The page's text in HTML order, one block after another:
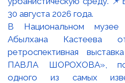
В Национальном
Абылхана Кастеева
ретроспективная
ПАВЛА ШОРОХОВА»,
одного из самых